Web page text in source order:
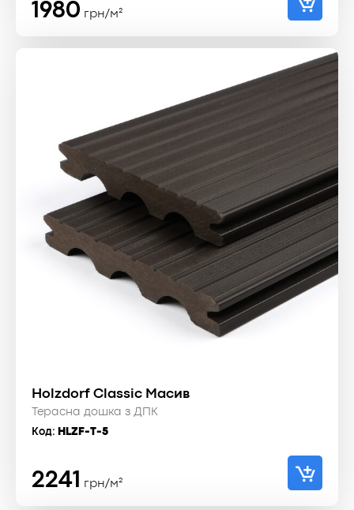
1980 грн/м²
Holzdorf Classic Масив
Терасна дошка з ДПК
Код: HLZF-T-5
2241 грн/м²